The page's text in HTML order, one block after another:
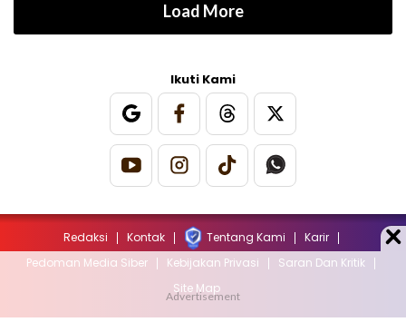
Load More
Ikuti Kami
Redaksi Kontak Tentang Kami
Karir
Pedoman Media Siber
Kebijakan Privasi
Saran Dan Kritik
Site Map